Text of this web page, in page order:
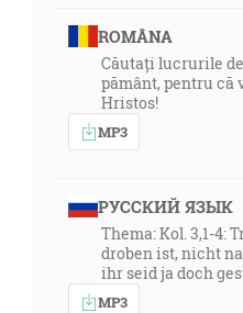
ROMÂNA
Căutați lucrurile
pământ, pentru
Hristos!
MP3
РУССКИЙ ЯЗЫК
Thema: Kol. 3,1-4:
droben ist, nicht
ihr seid ja doch
MP3